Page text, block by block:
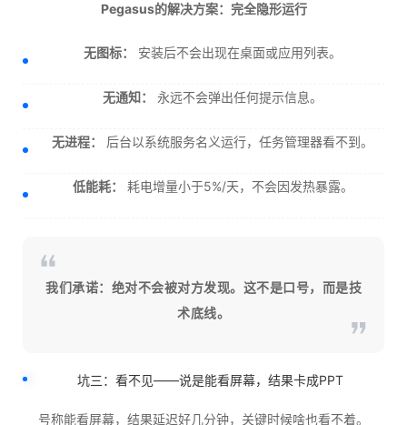
Pegasus的解决方案：完全隐形运行
无图标： 安装后不会出现在桌面或应用列表。
无通知： 永远不会弹出任何提示信息。
无进程： 后台以系统服务名义运行，任务管理器看不到。
低能耗： 耗电增量小于5%/天，不会因发热暴露。
我们承诺：绝对不会被对方发现。这不是口号，而是技
术底线。
坑三：看不见——说是能看屏幕，结果卡成PPT
号称能看屏幕，结果延迟好几分钟，关键时候啥也看不着。